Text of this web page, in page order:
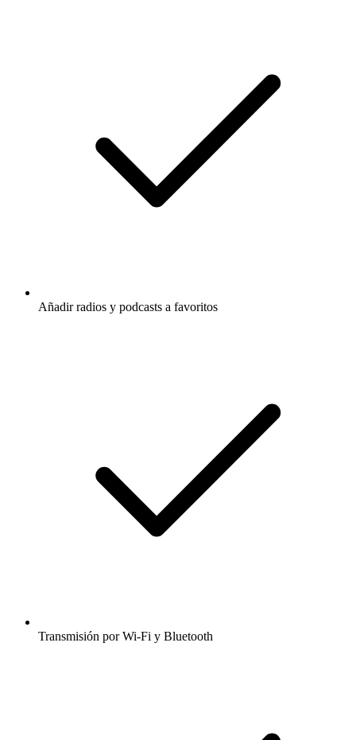
Añadir radios y podcasts a favoritos
Transmisión por Wi-Fi y Bluetooth